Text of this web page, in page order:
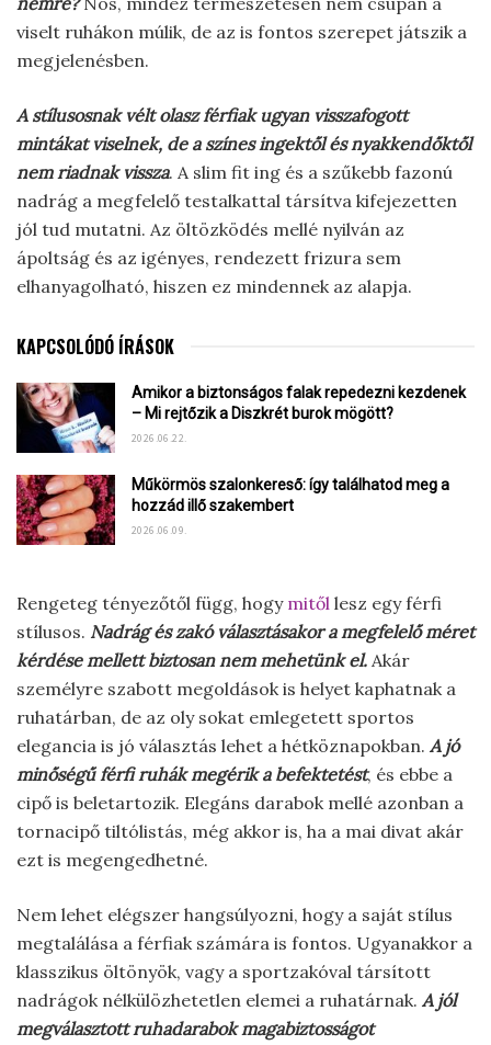
viselt ruhákon múlik, de az is fontos szerepet játszik a
megjelenésben.
A stílusosnak vélt olasz férfiak ugyan visszafogott
mintákat viselnek, de a színes ingektől és nyakkendőktől
nem riadnak vissza. A slim fit ing és a szűkebb fazonú
nadrág a megfelelő testalkattal társítva kifejezetten
jól tud mutatni. Az öltözködés mellé nyilván az
ápoltság és az igényes, rendezett frizura sem
elhanyagolható, hiszen ez mindennek az alapja.
KAPCSOLÓDÓ ÍRÁSOK
Amikor a biztonságos falak repedezni kezdenek
– Mi rejtőzik a Diszkrét burok mögött?
2026.06.22.
Műkörmös szalonkereső: így találhatod meg a
hozzád illő szakembert
2026.06.09.
Rengeteg tényezőtől függ, hogy mitől lesz egy férfi
stílusos. Nadrág és zakó választásakor a megfelelő méret
kérdése mellett biztosan nem mehetünk el. Akár
személyre szabott megoldások is helyet kaphatnak a
ruhatárban, de az oly sokat emlegetett sportos
elegancia is jó választás lehet a hétköznapokban. A jó
minőségű férfi ruhák megérik a befektetést, és ebbe a
cipő is beletartozik. Elegáns darabok mellé azonban a
tornacipő tiltólistás, még akkor is, ha a mai divat akár
ezt is megengedhetné.
Nem lehet elégszer hangsúlyozni, hogy a saját stílus
megtalálása a férfiak számára is fontos. Ugyanakkor a
klasszikus öltönyök, vagy a sportzakóval társított
nadrágok nélkülözhetetlen elemei a ruhatárnak. A jól
megválasztott ruhadarabok magabiztosságot